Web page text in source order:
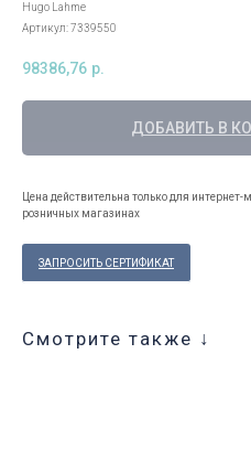
Hugo Lahme
Артикул:7339550
98386,76 р.
ДОБАВИТЬ В
Цена действительна только для
розничных магазинах
ЗАПРОСИТЬ СЕРТИФИКАТ
Смотрите также ↓